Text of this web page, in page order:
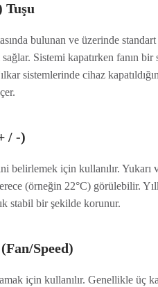
Tuşu
bulunan ve üzerinde
sağlar. Sistemi kapatırken fanın
sistemlerinde cihaz
/ -)
belirlemek için kullanılır. Yukarı
(örneğin 22°C) görülebilir.
stabil bir şekilde korunur.
Speed)
için kullanılır. Genellikle